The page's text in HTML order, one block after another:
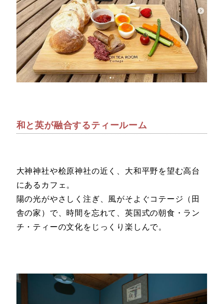
和と英が融合するティールーム
大神神社や桧原神社の近く、大和平野を望む高台
にあるカフェ。
陽の光がやさしく注ぎ、風がそよぐコテージ（田
舎の家）で、時間を忘れて、英国式の朝食・ラン
チ・ティーの文化をじっくり楽しんで。